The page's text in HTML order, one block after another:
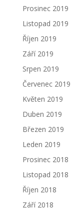
Prosinec 2019
Listopad 2019
Říjen 2019
Září 2019
Srpen 2019
Červenec 2019
Květen 2019
Duben 2019
Březen 2019
Leden 2019
Prosinec 2018
Listopad 2018
Říjen 2018
Září 2018